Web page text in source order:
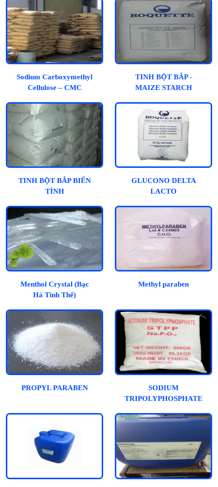
Sodium Carboxymethyl
Cellulose – CMC
TINH BỘT BẮP -
MAIZE STARCH
TINH BỘT BẮP BIẾN
TÍNH
GLUCONO DELTA
LACTO
Menthol Crystal (Bạc
Hà Tinh Thể)
Methyl paraben
PROPYL PARABEN
SODIUM
TRIPOLYPHOSPHATE